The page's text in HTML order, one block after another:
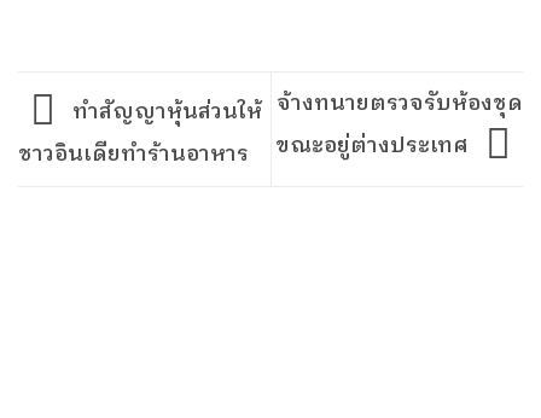
ทำสัญญาหุ้นส่วนให้
ชาวอินเดียทำร้านอาหาร
จ้างทนายตรวจรับห้องชุด
ขณะอยู่ต่างประเทศ